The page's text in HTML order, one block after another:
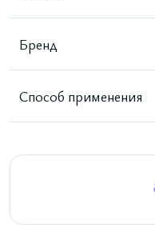
Бренд
Способ применения